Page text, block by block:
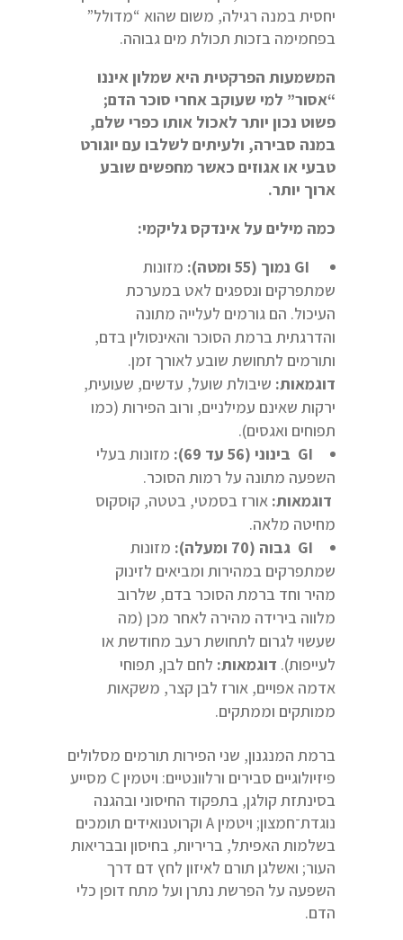
יחסית במנה רגילה, משום שהוא “מדולל”
בפחמימה בזכות תכולת מים גבוהה.
המשמעות הפרקטית היא שמלון איננו
“אסור” למי שעוקב אחרי סוכר הדם;
פשוט נכון יותר לאכול אותו כפרי שלם,
במנה סבירה, ולעיתים לשלבו עם יוגורט
טבעי או אגוזים כאשר מחפשים שובע
ארוך יותר.
כמה מילים על אינדקס גליקמי:
GI נמוך (55 ומטה) : מזונות
שמתפרקים ונספגים לאט במערכת
העיכול. הם גורמים לעלייה מתונה
והדרגתית ברמת הסוכר והאינסולין בדם,
ותורמים לתחושת שובע לאורך זמן.
דוגמאות: שיבולת שועל, עדשים, שעועית,
ירקות שאינם עמילניים, ורוב הפירות (כמו
תפוחים ואגסים).
GI בינוני (56 עד 69) : מזונות בעלי
השפעה מתונה על רמות הסוכר.
דוגמאות: אורז בסמטי, בטטה, קוסקוס
מחיטה מלאה.
GI גבוה (70 ומעלה) : מזונות
שמתפרקים במהירות ומביאים לזינוק
מהיר וחד ברמת הסוכר בדם, שלרוב
מלווה בירידה מהירה לאחר מכן (מה
שעשוי לגרום לתחושת רעב מחודשת או
לעייפות). דוגמאות: לחם לבן, תפוחי
אדמה אפויים, אורז לבן קצר, משקאות
ממותקים וממתקים.
ברמת המנגנון, שני הפירות תורמים מסלולים
פיזיולוגיים סבירים ורלוונטיים: ויטמין C מסייע
בסינתזת קולגן, בתפקוד החיסוני ובהגנה
נוגדת־חמצון; ויטמין A וקרוטנואידים תומכים
בשלמות האפיתל, בריריות, בחיסון ובבריאות
העור; ואשלגן תורם לאיזון לחץ דם דרך
השפעה על הפרשת נתרן ועל מתח דופן כלי
הדם.